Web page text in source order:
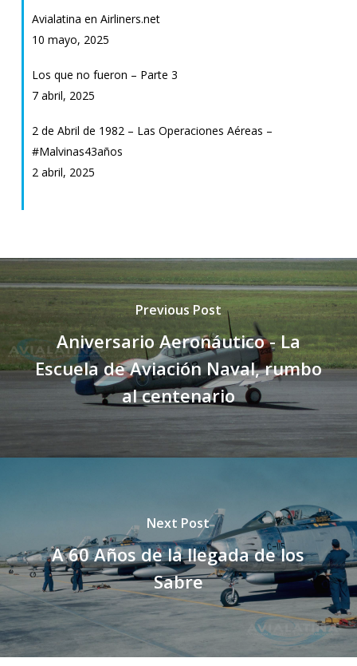
Avialatina en Airliners.net
10 mayo, 2025
Los que no fueron – Parte 3
7 abril, 2025
2 de Abril de 1982 – Las Operaciones Aéreas –
#Malvinas43años
2 abril, 2025
Previous Post
Aniversario Aeronáutico - La
Escuela de Aviación Naval, rumbo
al centenario
Next Post
A 60 Años de la llegada de los
Sabre